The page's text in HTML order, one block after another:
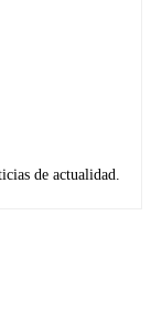
de actualidad.